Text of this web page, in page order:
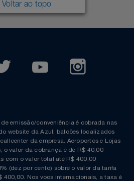
Voltar ao topo
de emissão/conveniência é cobrada nas
website da Azul, balcões localizados
da empresa. Aeroportos e Lojas
o valor da cobrança é de R$ 40,00
com o valor total até R$ 400,00
(dez por cento) sobre o valor da tarifa
400,00. Nos voos internacionais, a taxa é